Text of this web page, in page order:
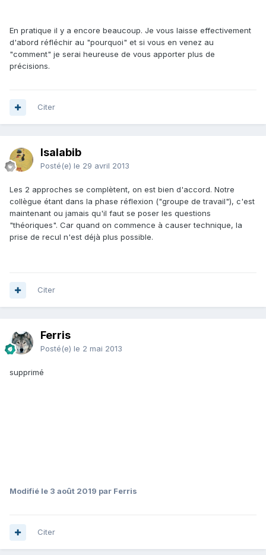
En pratique il y a encore beaucoup. Je vous laisse effectivement
d'abord réfléchir au "pourquoi" et si vous en venez au
"comment" je serai heureuse de vous apporter plus de
précisions.
Citer
Isalabib
Posté(e) le 29 avril 2013
Les 2 approches se complètent, on est bien d'accord. Notre
collègue étant dans la phase réflexion ("groupe de travail"), c'est
maintenant ou jamais qu'il faut se poser les questions
"théoriques". Car quand on commence à causer technique, la
prise de recul n'est déjà plus possible.
Citer
Ferris
Posté(e) le 2 mai 2013
supprimé
Modifié le 3 août 2019 par Ferris
Citer